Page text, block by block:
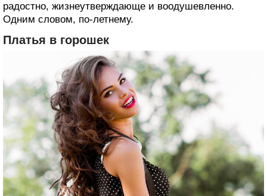
радостно, жизнеутверждающе и воодушевленно.
Одним словом, по-летнему.
Платья в горошек